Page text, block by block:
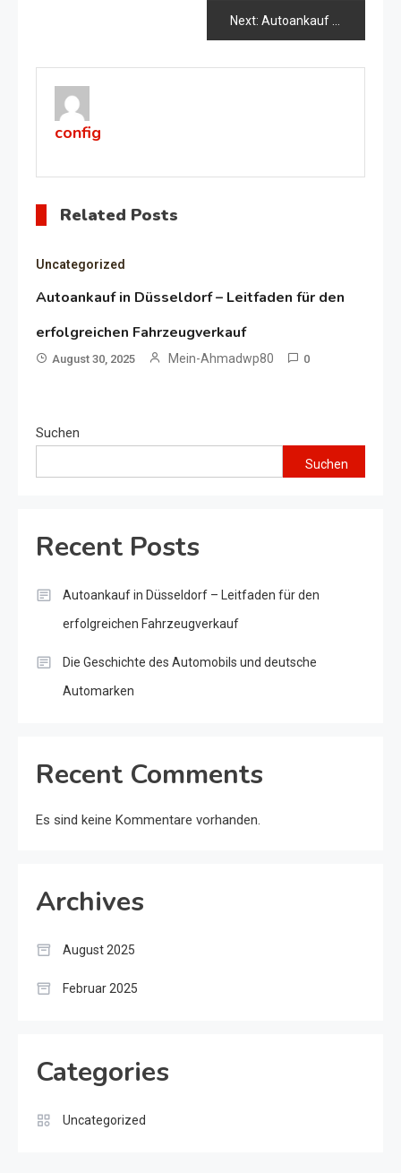
Beitragsnavigation
Next: Autoankauf in Düsseldorf – Leitfaden für den erfolgreichen Fahrzeugverkauf
config
Related Posts
Uncategorized
Autoankauf in Düsseldorf – Leitfaden für den
erfolgreichen Fahrzeugverkauf
August 30, 2025 Mein-Ahmadwp80 0
Suchen
Suchen
Recent Posts
Autoankauf in Düsseldorf – Leitfaden für den
erfolgreichen Fahrzeugverkauf
Die Geschichte des Automobils und deutsche
Automarken
Recent Comments
Es sind keine Kommentare vorhanden.
Archives
August 2025
Februar 2025
Categories
Uncategorized